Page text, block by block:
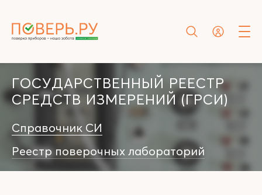
ГОСУДАРСТВЕННЫЙ РЕЕСТР
СРЕДСТВ ИЗМЕРЕНИЙ (ГРСИ)
Справочник СИ
Реестр поверочных лабораторий